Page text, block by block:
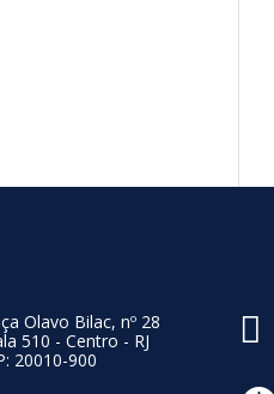
Olavo Bilac, nº 28
510 - Centro - RJ
20010-900
